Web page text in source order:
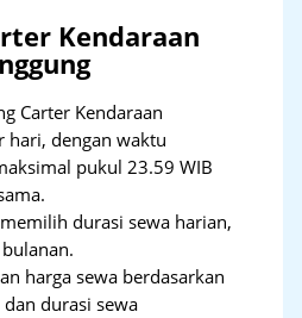
Kendaraan
Carter Kendaraan
hari, dengan waktu
pukul 23.59 WIB
durasi sewa harian,
harga sewa berdasarkan
durasi sewa